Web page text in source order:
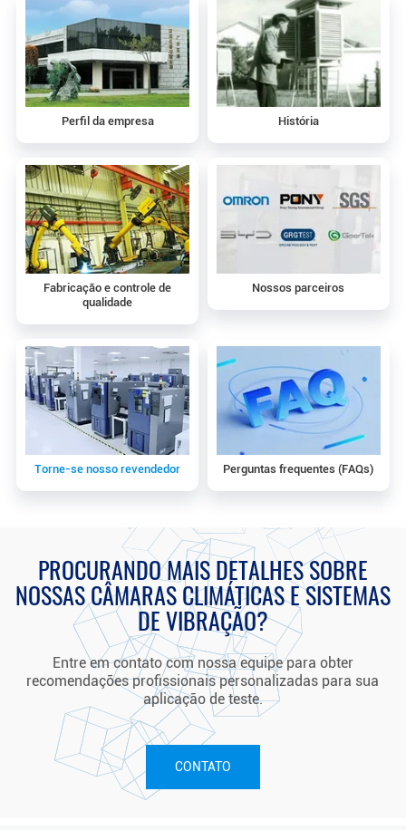
Perfil da empresa História
Fabricação e controle de
qualidade
Nossos parceiros
Torne-se nosso revendedor Perguntas frequentes (FAQs)
PROCURANDO MAIS DETALHES SOBRE
NOSSAS CÂMARAS CLIMÁTICAS E SISTEMAS
DE VIBRAÇÃO?
Entre em contato com nossa equipe para obter
recomendações profissionais personalizadas para sua
aplicação de teste.
CONTATO